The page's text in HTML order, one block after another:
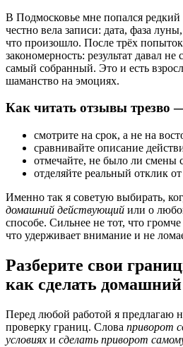
В Подмосковье мне попался
честно вела записи: дата, фаза
что произошло. После трёх
закономерность: результат давал
самый собранный. Это и есть
шаманство на эмоциях.
Как читать отзывы трезво
смотрите на срок, а не на
сравнивайте описание
отмечайте, не было ли смены
отделяйте реальный отклик
Именно так я советую выбирать,
домашний действующий или о
способе. Сильнее не тот, что громче
что удерживает внимание и не
Разберите свои
как сделать
Перед любой работой я предлагаю
проверку границ. Слова приворот
условиях и сделать приворот